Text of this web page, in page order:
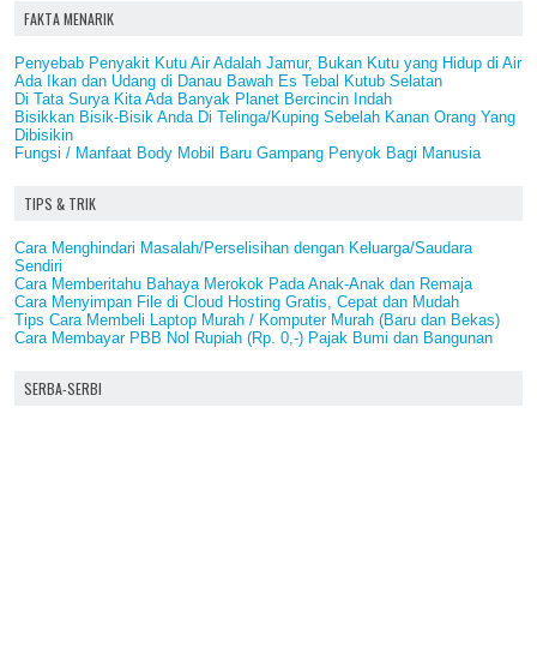
FAKTA MENARIK
Penyebab Penyakit Kutu Air Adalah Jamur, Bukan Kutu yang Hidup di Air
Ada Ikan dan Udang di Danau Bawah Es Tebal Kutub Selatan
Di Tata Surya Kita Ada Banyak Planet Bercincin Indah
Bisikkan Bisik-Bisik Anda Di Telinga/Kuping Sebelah Kanan Orang Yang
Dibisikin
Fungsi / Manfaat Body Mobil Baru Gampang Penyok Bagi Manusia
TIPS & TRIK
Cara Menghindari Masalah/Perselisihan dengan Keluarga/Saudara
Sendiri
Cara Memberitahu Bahaya Merokok Pada Anak-Anak dan Remaja
Cara Menyimpan File di Cloud Hosting Gratis, Cepat dan Mudah
Tips Cara Membeli Laptop Murah / Komputer Murah (Baru dan Bekas)
Cara Membayar PBB Nol Rupiah (Rp. 0,-) Pajak Bumi dan Bangunan
SERBA-SERBI